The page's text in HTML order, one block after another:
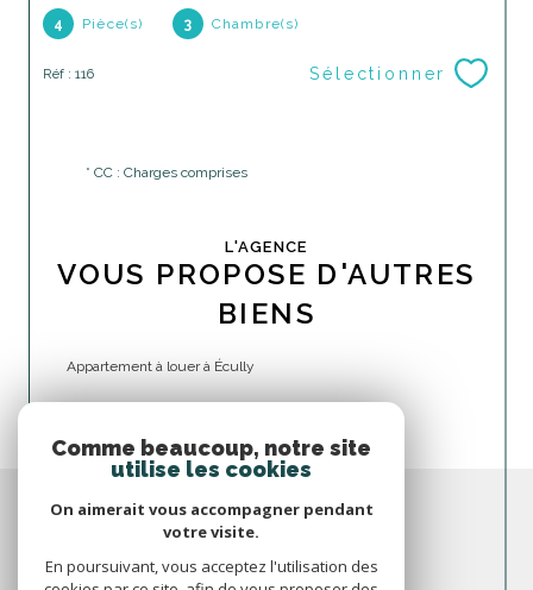
4 Pièce(s) 3 Chambre(s)
Réf : 116 Sélectionner
* CC : Charges comprises
L'AGENCE
VOUS PROPOSE D'AUTRES
BIENS
Appartement à louer à Écully
Comme beaucoup, notre site
utilise les cookies
On aimerait vous accompagner pendant
votre visite.
En poursuivant, vous acceptez l'utilisation des